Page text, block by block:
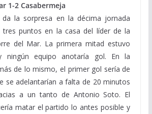
1-2 Casabermeja
da la sorpresa en la décima jornada
tres puntos en la casa del líder de la
del Mar. La primera mitad estuvo
ningún equipo anotaría gol. En la
de lo mismo, el primer gol sería de
se adelantarían a falta de 20 minutos
a un tanto de Antonio Soto. El
matar el partido lo antes posible y